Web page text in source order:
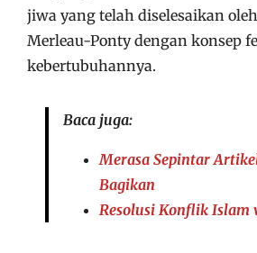
jiwa yang telah diselesaikan
Merleau-Ponty dengan konsep
kebertubuhannya.
Baca juga:
Merasa Sepintar
Bagikan
Resolusi Konflik Islam